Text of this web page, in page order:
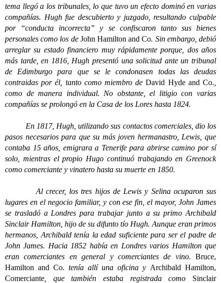
tema llegó a los tribunales, lo que tuvo un efecto dominó en varias
compañías. Hugh fue descubierto y juzgado, resultando culpable
por “conducta incorrecta” y se confiscaron tanto sus bienes
personales como los de John Hamilton and Co. Sin embargo, debió
arreglar su estado financiero muy rápidamente porque, dos años
más tarde, en 1816, Hugh presentó una solicitud ante un tribunal
de Edimburgo para que se le condonasen todas las deudas
contraidas por él, tanto como miembro deDavid Hyde and Co.
como de manera individual. No obstante, el litigio con varias
compañías se prolongó en la Casa de los Lores hasta 1824.
En 1817, Hugh, utilizando sus contactos comerciales, dio los
pasos necesarios para que su más joven hermanastro, Lewis, que
contaba 15 años, emigrara a Tenerife para abrirse camino por sí
solo, mientras el propio Hugo continuó trabajando en Greenock
como comerciante y vinatero hasta su muerte en 1850.
Al crecer, los tres hijos de Lewis y Selina ocuparon sus
lugares en el negocio familiar, y con ese fin, el mayor, John James
se trasladó a Londres para trabajar junto a su primo Archibald
Sinclair Hamilton, hijo de su difunto tío Hugh. Aunque eran primos
hermanos, Archibald tenía la edad suficiente para ser el padre de
John James. Hacia 1852 había en Londres varios Hamilton que
eran comerciantes en general y comerciantes de vino. Bruce,
Hamilton and Co. tenía allí una oficina y Archibald Hamilton,
Comerciante , que también estaba registrada como Sinclair